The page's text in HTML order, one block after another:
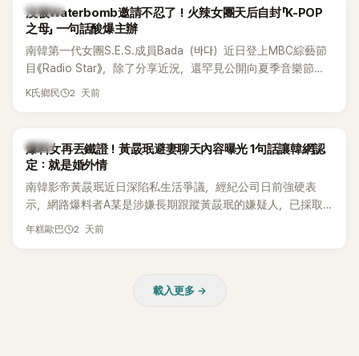
延燒到過去的爭議。李瑞鎮脫口補刀：「妳以前不是還在游泳池
開過記者會？」直接點名她當年的風波。李智惠聽了忍不住笑
說：「哥怎麼連這個都知道？」李瑞鎮則回嘴：「那時候新聞鬧那
麼大，不知道才奇怪吧。」一來一往，氣氛反而更加輕鬆。 談到
當年情況，李智惠終於鬆口坦言，當時確實被質疑動過隆胸手
術。她回憶：「拍了比基尼照片之後，就開始被說是不是去隆乳
了。」為了澄清誤會，她只好親自站出來說清楚。 李智惠進一步
想，既然一直說我有做，那我乾脆把腋下給大家看，證明我根
本沒動過。」一句話說完，全場瞬間炸鍋，來賓又驚又笑。 事實
上，早在 2006 年，李智惠就為了證明自己沒有「隆乳」，真的
召開了一場泳裝記者招待會。當時她穿著比基尼站在一排攝影
這段為平息爭議、直接公開腋下畫面自證清白的往事再度被提
《脫掉鞋子恢單4Men》 中，親自公開那張當年引發話題的「腋下
K-POP
沒被Waterbomb邀請不忍了！火辣女團天后自封「K-POP
之母」 一句話酸爆主辦
南韓第一代女團S.E.S.成員Bada（바다）近日登上MBC綜藝節
目《Radio Star》，除了分享近況，還罕見公開向夏季音樂節
Waterbomb喊話，笑稱自己至今從未受邀演出，更幽默表示：
K氏鄉民 2 天前
韓星
爆料女再丟鐵證！黃晸珉避妻聊天內容曝光 1句話讓韓網認
定：就是婚外情
南韓影帝黃晸珉近日深陷私生活爭議，經紀公司日前強硬表
示，網路爆料者A某是涉嫌長期跟蹤黃晸珉的嫌疑人，已採取
法律行動。不過，A某並未因此停止發聲，5日再度透過社群平
年糕歐巴 2 天前
載入更多 →